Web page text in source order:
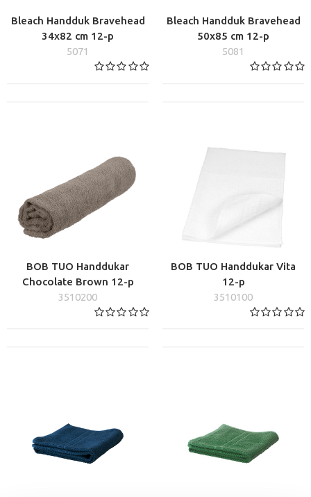
Bleach Handduk Bravehead
34x82 cm 12-p
5071
Bleach Handduk Bravehead
50x85 cm 12-p
5081
BOB TUO Handdukar
Chocolate Brown 12-p
3510200
BOB TUO Handdukar Vita
12-p
3510100